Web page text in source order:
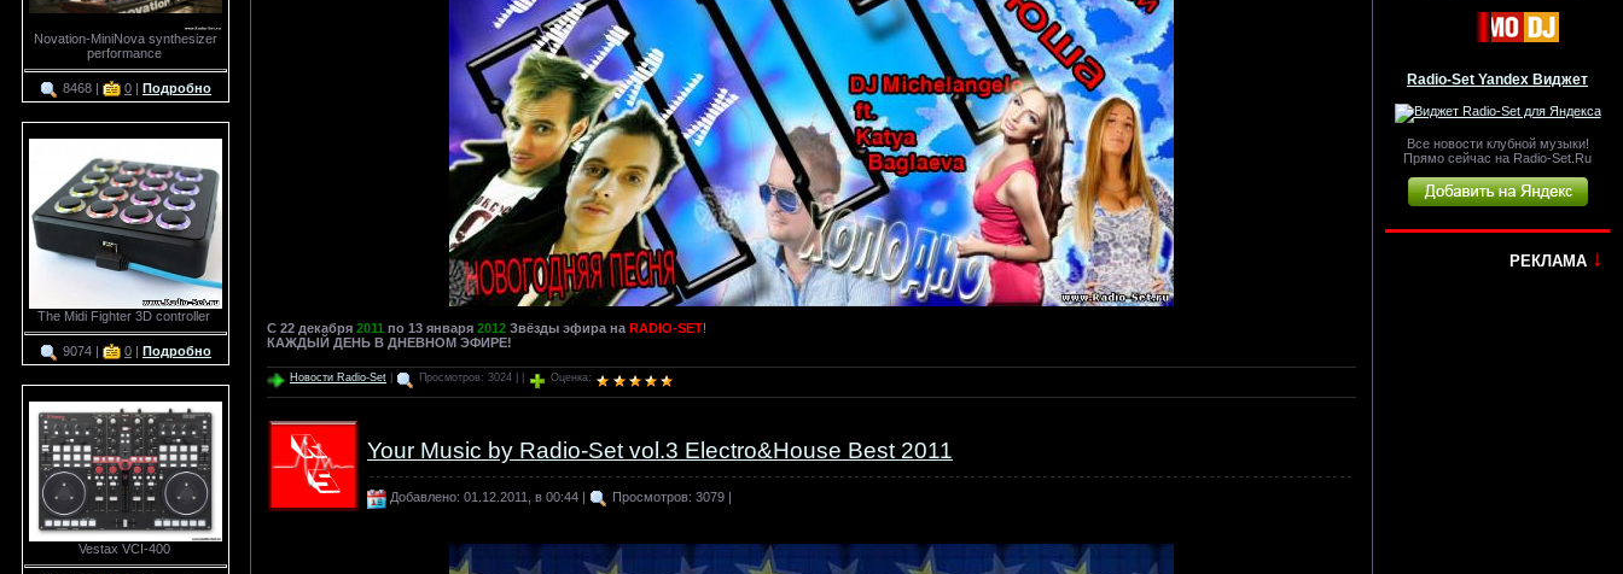
Novation-MiniNova synthesizer
performance
8468 | 0 | Подробно
The Midi Fighter 3D controller
9074 | 0 Подробно
Vestax VCI-400
C 22 декабря 2011 по 13 января 2012 Звёзды эфира на RADIO-SET!
КАЖДЫЙ ДЕНЬ В ДНЕВНОМ ЭФИРЕ!
Новости Radio-Set Просмотров: 3024 | | Оценка:
Your Music by Radio-Set vol.3 Electro&House Best 2011
Добавлено: 01.12.2011, в 00:44 | Просмотров: 3079 |
Radio-Set Yandex Виджет
Все новости клубной музыки!
Прямо сейчас на Radio-Set.Ru
РЕКЛАМА ↓